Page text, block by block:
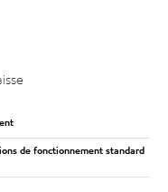
de fonctionnement standard